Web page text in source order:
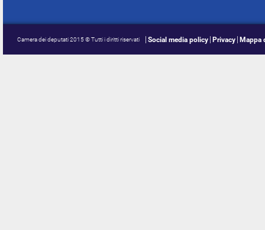
Camera dei deputati 2015 © Tutti i diritti riservati Social media policy Privacy Mappa